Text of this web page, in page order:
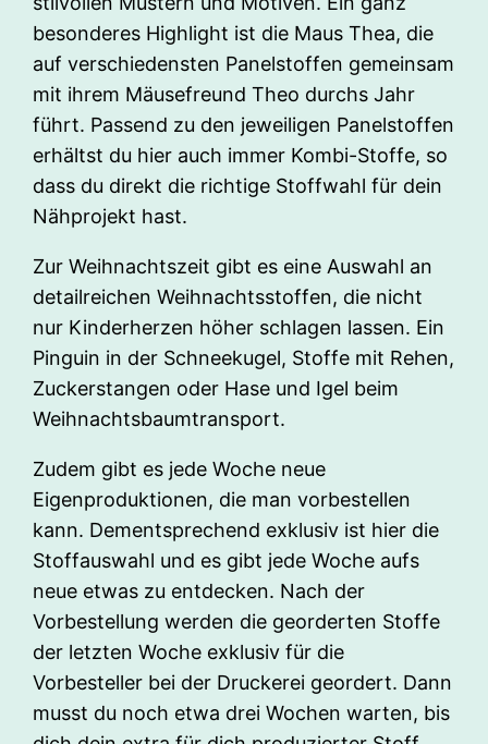
besonderes Highlight ist die Maus Thea, die
auf verschiedensten Panelstoffen gemeinsam
mit ihrem Mäusefreund Theo durchs Jahr
führt. Passend zu den jeweiligen Panelstoffen
erhältst du hier auch immer Kombi-Stoffe, so
dass du direkt die richtige Stoffwahl für dein
Nähprojekt hast.
Zur Weihnachtszeit gibt es eine Auswahl an
detailreichen Weihnachtsstoffen, die nicht
nur Kinderherzen höher schlagen lassen. Ein
Pinguin in der Schneekugel, Stoffe mit Rehen,
Zuckerstangen oder Hase und Igel beim
Weihnachtsbaumtransport.
Zudem gibt es jede Woche neue
Eigenproduktionen, die man vorbestellen
kann. Dementsprechend exklusiv ist hier die
Stoffauswahl und es gibt jede Woche aufs
neue etwas zu entdecken. Nach der
Vorbestellung werden die georderten Stoffe
der letzten Woche exklusiv für die
Vorbesteller bei der Druckerei geordert. Dann
musst du noch etwa drei Wochen warten, bis